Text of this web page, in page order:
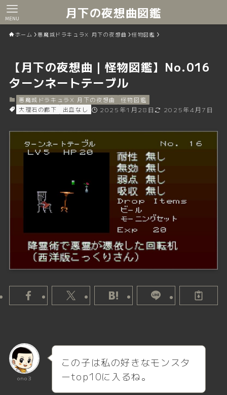
月下の夜想曲図鑑
MENU
ホーム 悪魔城ドラキュラX 月下の夜想曲 怪物図鑑
【月下の夜想曲｜怪物図鑑】No.016
ターンネートテーブル
悪魔城ドラキュラX 月下の夜想曲
怪物図鑑
大理石の廊下
出血なし 2025年1月28日 2025年4月7日
ono3
この子は私の好きなモンスタ
ーtop10に入るね。